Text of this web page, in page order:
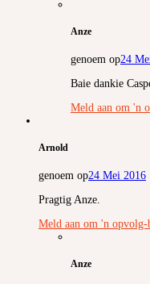
Anze
genoem op24
Baie dankie
Meld aan om 'n
Arnold
genoem op24 Mei 2016
Pragtig Anze.
Meld aan om 'n opvolg-
Anze